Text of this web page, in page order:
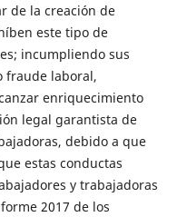
de la creación de
este tipo de
incumpliendo sus
fraude laboral,
enriquecimiento
legal garantista de
debido a que
estas conductas
y trabajadoras
2017 de los